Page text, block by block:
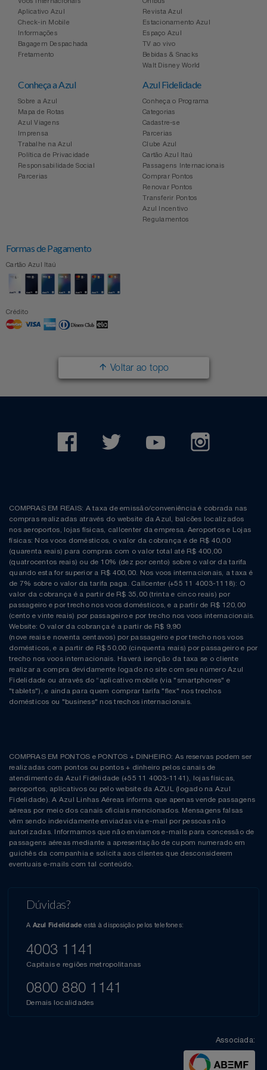
Aplicativo Azul
Check-in Mobile
Informações
Bagagem Despachada
Fretamento
Revista Azul
Estacionamento Azul
Espaço Azul
TV ao vivo
Bebidas & Snacks
Walt Disney World
Conheça a Azul
Sobre a Azul
Mapa de Rotas
Azul Viagens
Imprensa
Trabalhe na Azul
Política de Privacidade
Responsabilidade Social
Parcerias
Azul Fidelidade
Conheça o Programa
Categorias
Cadastre-se
Parcerias
Clube Azul
Cartão Azul Itaú
Passagens Internacionais
Comprar Pontos
Renovar Pontos
Transferir Pontos
Azul Incentivo
Regulamentos
Formas de Pagamento
Cartão Azul Itaú
Crédito
Voltar ao topo
COMPRAS EM REAIS: A taxa de emissão/conveniência é cobrada nas
compras realizadas através do website da Azul, balcões localizados
nos aeroportos, lojas físicas, callcenter da empresa. Aeroportos e Lojas
físicas: Nos voos domésticos, o valor da cobrança é de R$ 40,00
(quarenta reais) para compras com o valor total até R$ 400,00
(quatrocentos reais) ou de 10% (dez por cento) sobre o valor da tarifa
quando esta for superior a R$ 400,00. Nos voos internacionais, a taxa é
de 7% sobre o valor da tarifa paga. Callcenter (+55 11 4003-1118): O
valor da cobrança é a partir de R$ 35,00 (trinta e cinco reais) por
passageiro e por trecho nos voos domésticos, e a partir de R$ 120,00
(cento e vinte reais) por passageiro e por trecho nos voos internacionais.
Website: O valor da cobrança é a partir de R$ 9,90
(nove reais e noventa centavos) por passageiro e por trecho nos voos
domésticos, e a partir de R$ 50,00 (cinquenta reais) por passageiro e por
trecho nos voos internacionais. Haverá isenção da taxa se o cliente
realizar a compra devidamente logado no site com seu número Azul
Fidelidade ou através do “aplicativo mobile (via "smartphones" e
"tablets"), e ainda para quem comprar tarifa "flex" nos trechos
domésticos ou "business" nos trechos internacionais.
COMPRAS EM PONTOS e PONTOS + DINHEIRO: As reservas podem ser
realizadas com pontos ou pontos + dinheiro pelos canais de
atendimento da Azul Fidelidade (+55 11 4003-1141), lojas físicas,
aeroportos, aplicativos ou pelo website da AZUL (logado na Azul
Fidelidade). A Azul Linhas Aéreas informa que apenas vende passagens
aéreas por meio dos canais oficiais mencionados. Mensagens falsas
vêm sendo indevidamente enviadas via e-mail por pessoas não
autorizadas. Informamos que não enviamos e-mails para concessão de
passagens aéreas mediante a apresentação de cupom numerado em
guichês da companhia e solicita aos clientes que desconsiderem
eventuais e-mails com tal conteúdo.
Dúvidas?
A Azul Fidelidade está à disposição pelos telefones:
4003 1141
Capitais e regiões metropolitanas
0800 880 1141
Demais localidades
Associada: